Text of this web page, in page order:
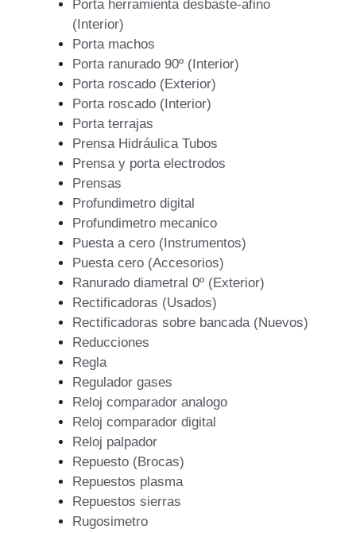
Porta herramienta desbaste-afino
(Interior)
Porta machos
Porta ranurado 90º (Interior)
Porta roscado (Exterior)
Porta roscado (Interior)
Porta terrajas
Prensa Hidráulica Tubos
Prensa y porta electrodos
Prensas
Profundimetro digital
Profundimetro mecanico
Puesta a cero (Instrumentos)
Puesta cero (Accesorios)
Ranurado diametral 0º (Exterior)
Rectificadoras (Usados)
Rectificadoras sobre bancada (Nuevos)
Reducciones
Regla
Regulador gases
Reloj comparador analogo
Reloj comparador digital
Reloj palpador
Repuesto (Brocas)
Repuestos plasma
Repuestos sierras
Rugosimetro